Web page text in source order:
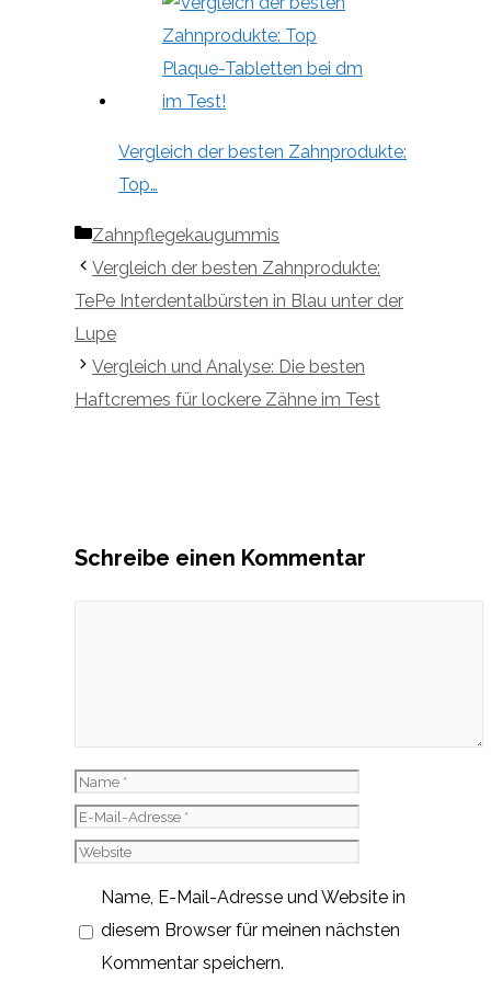
Vergleich der besten Zahnprodukte:
Top…
Kategorien
Zahnpflegekaugummis
Vergleich der besten Zahnprodukte:
TePe Interdentalbürsten in Blau unter der
Lupe
Vergleich und Analyse: Die besten
Haftcremes für lockere Zähne im Test
Schreibe einen Kommentar
Name
E-
Mail-
Website
Name, E-Mail-Adresse und Website in
diesem Browser für meinen nächsten
Kommentar speichern.